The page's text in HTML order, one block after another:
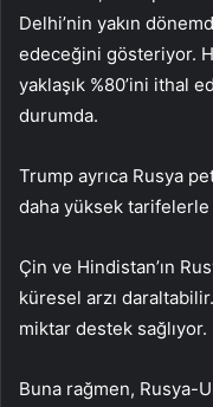
Delhi’nin yakın
edeceğini gösteriyor.
yaklaşık %80’ini ithal
durumda.
Trump ayrıca Rusya
daha yüksek
Çin ve Hindistan’ın
küresel arzı
miktar destek sağlıyor.
Buna rağmen, Rusya-